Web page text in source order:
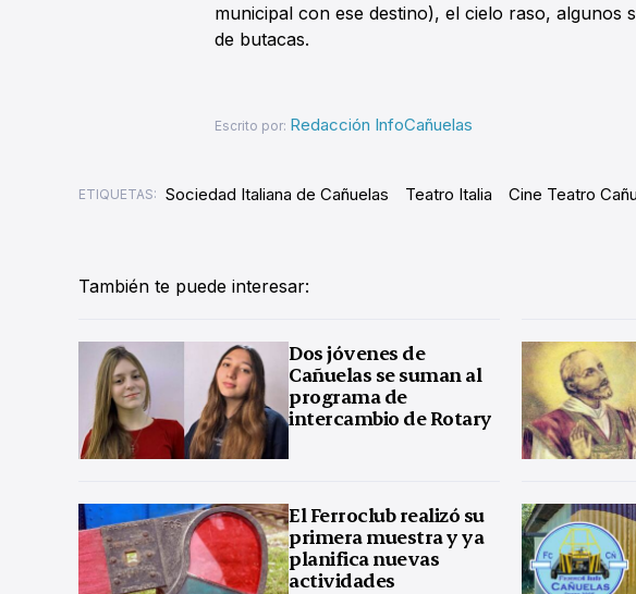
municipal con ese destino), el cielo raso, algunos
de butacas.
Escrito por: Redacción InfoCañuelas
ETIQUETAS: Sociedad Italiana de Cañuelas Teatro Italia Cine Teatro
También te puede interesar:
Dos jóvenes de
Cañuelas se suman al
programa de
intercambio de Rotary
El Ferroclub realizó su
primera muestra y ya
planifica nuevas
actividades